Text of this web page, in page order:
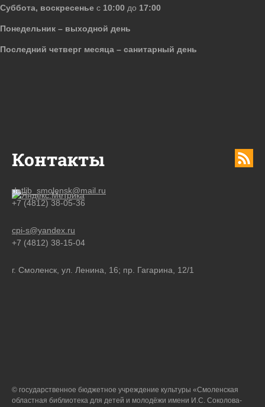
Контакты
detlib_smolensk@mail.ru
+7 (4812) 38-05-36
cpi-s@yandex.ru
+7 (4812) 38-15-04
г. Смоленск, ул. Ленина, 16; пр. Гагарина, 12/1
Суббота, воскресенье с 10:00 до 17:00
Понедельник – выходной день
Последний четверг месяца – санитарный день
© государственное бюджетное учреждение культуры «Смоленская
областная библиотека для детей и молодёжи имени И.С. Соколова-